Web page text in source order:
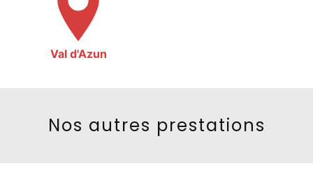
Val d'Azun
Nos autres prestations